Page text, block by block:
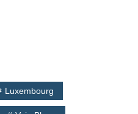
Luxembourg